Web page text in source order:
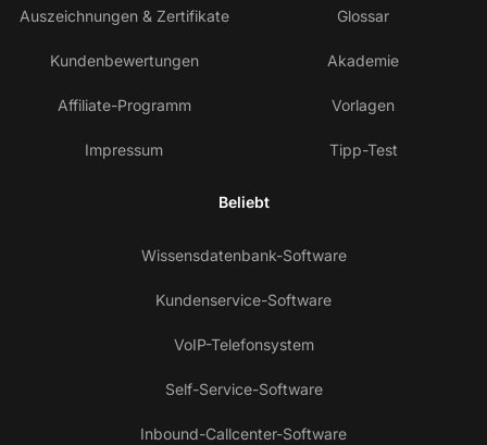
Auszeichnungen & Zertifikate
Kundenbewertungen
Affiliate-Programm
Impressum
Glossar
Akademie
Vorlagen
Tipp-Test
Beliebt
Wissensdatenbank-Software
Kundenservice-Software
VoIP-Telefonsystem
Self-Service-Software
Inbound-Callcenter-Software